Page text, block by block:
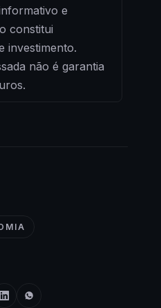
e
constitui
investimento.
não é garantia